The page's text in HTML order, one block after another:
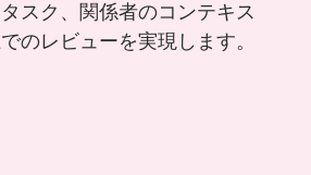
スク、関係者のコンテキス
のレビューを実現します。